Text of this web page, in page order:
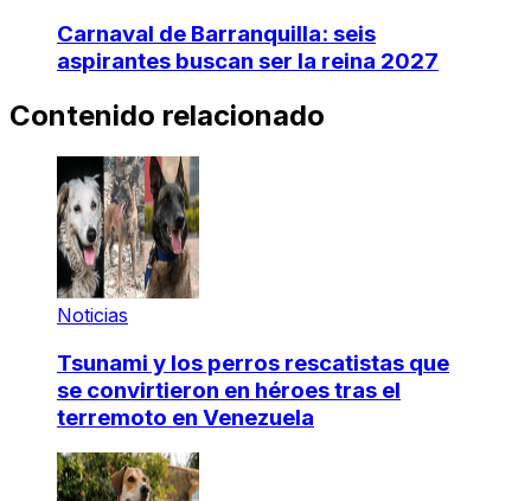
Carnaval de Barranquilla: seis
aspirantes buscan ser la reina 2027
Contenido relacionado
Noticias
Tsunami y los perros rescatistas que
se convirtieron en héroes tras el
terremoto en Venezuela